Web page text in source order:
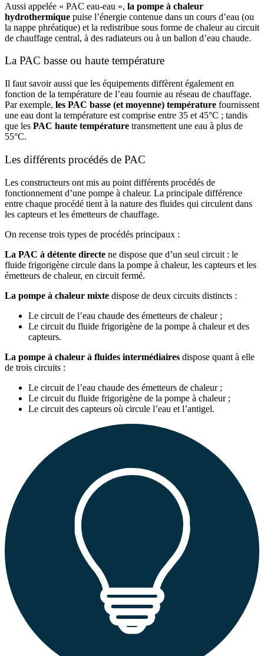
Aussi appelée « PAC eau-eau », la pompe à chaleur
hydrothermique puise l’énergie contenue dans un cours d’eau (ou
la nappe phréatique) et la redistribue sous forme de chaleur au circuit
de chauffage central, à des radiateurs ou à un ballon d’eau chaude.
La PAC basse ou haute température
Il faut savoir aussi que les équipements diffèrent également en
fonction de la température de l’eau fournie au réseau de chauffage.
Par exemple, les PAC basse (et moyenne) température fournissent
une eau dont la température est comprise entre 35 et 45°C ; tandis
que les PAC haute température transmettent une eau à plus de
55°C.
Les différents procédés de PAC
Les constructeurs ont mis au point différents procédés de
fonctionnement d’une pompe à chaleur. La principale différence
entre chaque procédé tient à la nature des fluides qui circulent dans
les capteurs et les émetteurs de chauffage.
On recense trois types de procédés principaux :
La PAC à détente directe ne dispose que d’un seul circuit : le
fluide frigorigène circule dans la pompe à chaleur, les capteurs et les
émetteurs de chaleur, en circuit fermé.
La pompe à chaleur mixte dispose de deux circuits distincts :
Le circuit de l’eau chaude des émetteurs de chaleur ;
Le circuit du fluide frigorigène de la pompe à chaleur et des
capteurs.
La pompe à chaleur à fluides intermédiaires dispose quant à elle
de trois circuits :
Le circuit de l’eau chaude des émetteurs de chaleur ;
Le circuit du fluide frigorigène de la pompe à chaleur ;
Le circuit des capteurs où circule l’eau et l’antigel.